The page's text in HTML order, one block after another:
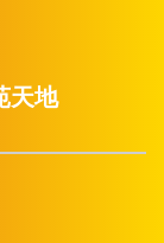
天地